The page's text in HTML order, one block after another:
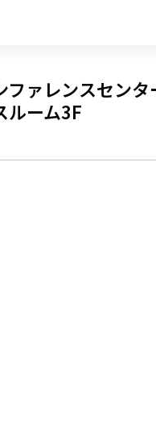
ファレンスセンタ
ルーム3F